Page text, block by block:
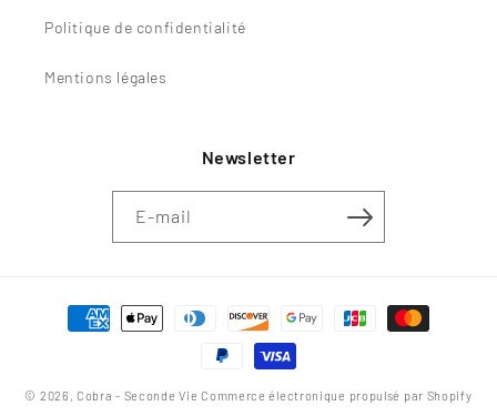
Politique de confidentialité
Mentions légales
Newsletter
E-mail
Moyens
© 2026, Cobra - Seconde Vie Commerce électronique propulsé par Shopify